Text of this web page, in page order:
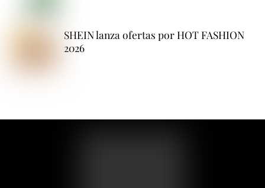
SHEIN lanza ofertas por HOT FASHION
2026